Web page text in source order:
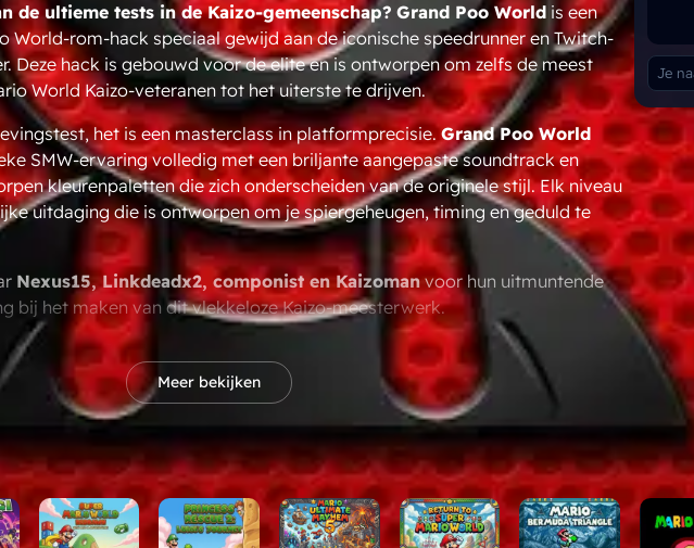
de ultieme tests in de Kaizo-gemeenschap? Grand Poo World is een
World-rom-hack speciaal gewijd aan de iconische speedrunner en Twitch-
Deze hack is gebouwd voor de elite en is ontworpen om zelfs de meest
World Kaizo-veteranen tot het uiterste te drijven.
het is een masterclass in platformprecisie.Grand Poo World
SMW-ervaring volledig met een briljante aangepaste soundtrack en
kleurenpaletten die zich onderscheiden van de originele stijl. Elk niveau
uitdaging die is ontworpen om je spiergeheugen, timing en geduld te
Nexus15, Linkdeadx2, componist en Kaizoman voor hun uitmuntende
bij het maken van dit vlekkeloze Kaizo-meesterwerk.
uitsluitend ontworpen voor spelers die houden van uiterst
met hoge inzetten.
de grond opgebouwd ter ere van de legendarische speedrunner
en beelden:Ervaar nieuwe, aangepaste audiotracks en vernieuwde
Meer bekijken